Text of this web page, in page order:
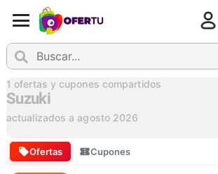
1 ofertas y cupones compartidos
Suzuki
actualizados a agosto 2026
Ofertas Cupones